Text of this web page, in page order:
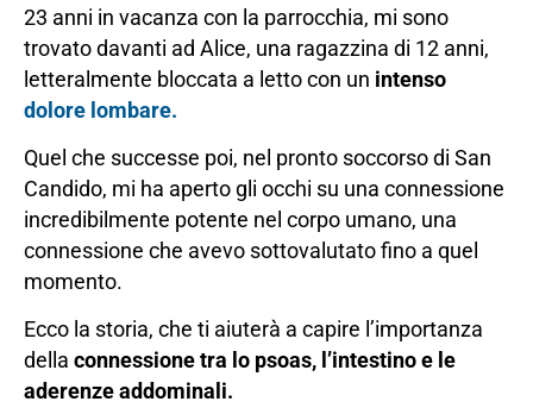
23 anni in vacanza con la parrocchia, mi sono
trovato davanti ad Alice, una ragazzina di 12 anni,
letteralmente bloccata a letto con un intenso
dolore lombare.
Quel che successe poi, nel pronto soccorso di San
Candido, mi ha aperto gli occhi su una connessione
incredibilmente potente nel corpo umano, una
connessione che avevo sottovalutato fino a quel
momento.
Ecco la storia, che ti aiuterà a capire l’importanza
della connessione tra lo psoas, l’intestino e le
aderenze addominali.